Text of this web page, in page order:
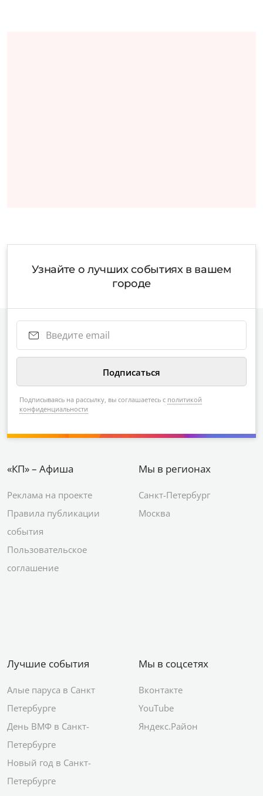
Узнайте о лучших событиях в вашем
городе
Подписываясь на рассылку, вы соглашаетесь с политикой
конфиденциальности
«КП» – Афиша
Реклама на проекте
Правила публикации
события
Пользовательское
соглашение
Мы в регионах
Санкт-Петербург
Москва
Лучшие события
Алые паруса в Санкт
Петербурге
День ВМФ в Санкт-
Петербурге
Новый год в Санкт-
Петербурге
Мы в соцсетях
Вконтакте
YouTube
Яндекс.Район